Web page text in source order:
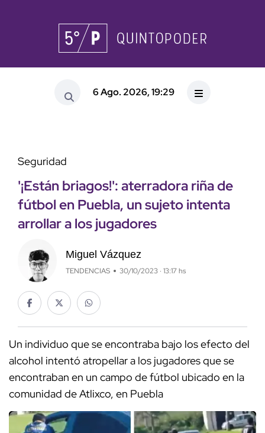
6 Ago. 2026, 19:29
Seguridad
'¡Están briagos!': aterradora riña de
fútbol en Puebla, un sujeto intenta
arrollar a los jugadores
Miguel Vázquez
TENDENCIAS 30/10/2023 · 13:17 hs
Un individuo que se encontraba bajo los efecto del
alcohol intentó atropellar a los jugadores que se
encontraban en un campo de fútbol ubicado en la
comunidad de Atlixco, en Puebla